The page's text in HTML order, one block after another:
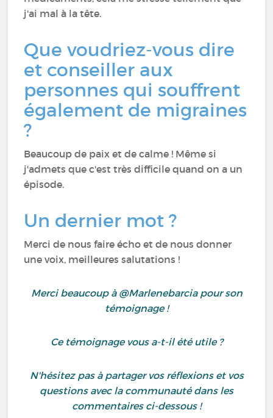
j'ai mal à la tête.
Que voudriez-vous dire
et conseiller aux
personnes qui souffrent
également de migraines
?
Beaucoup de paix et de calme ! Même si
j'admets que c'est très difficile quand on a un
épisode.
Un dernier mot ?
Merci de nous faire écho et de nous donner
une voix, meilleures salutations !
Merci beaucoup à @Marlenebarcia pour son
témoignage !
Ce témoignage vous a-t-il été utile ?
N'hésitez pas à partager vos réflexions et vos
questions avec la communauté dans les
commentaires ci-dessous !